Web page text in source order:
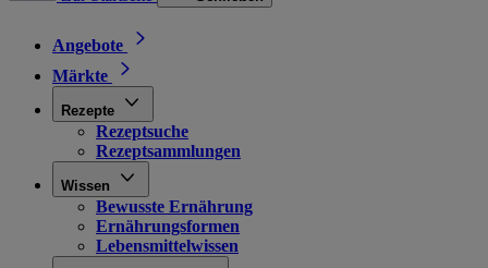
Angebote
Märkte
Rezepte
Rezeptsuche
Rezeptsammlungen
Wissen
Bewusste Ernährung
Ernährungsformen
Lebensmittelwissen